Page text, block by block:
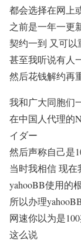
都会选择在网上
之前是一年一更
契约一到 又可以
甚至我听说有人
然后花钱解约再
我和广大同胞们
在中国人代理的
イダー
然后声称自己是
当时我相信 现在
yahooBB使用的
所以办理
网速你以为是
这么说